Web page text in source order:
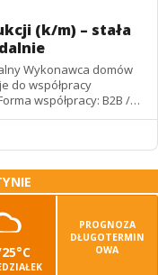
(k/m) – stała
Wykonawca domów
do współpracy
✔
PROGNOZA
DŁUGOTERMIN
OWA